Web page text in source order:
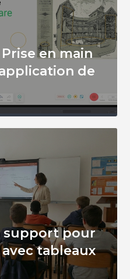
en main
de
support pour
tableaux